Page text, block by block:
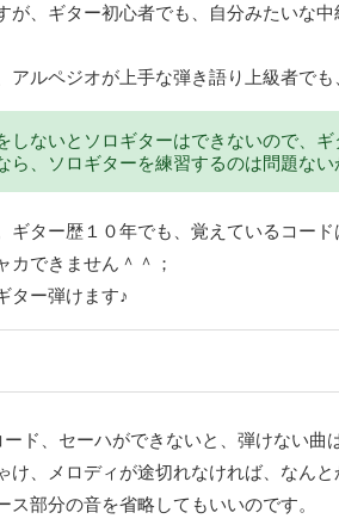
、ギター初心者でも、自分みたいな
ルペジオが上手な弾き語り上級者でも
ないとソロギターはできないので、
ら、ソロギターを練習するのは問題ない
ター歴１０年でも、覚えているコー
カできません＾＾；
ター弾けます♪
ド、セーハができないと、弾けない曲
、メロディが途切れなければ、なんと
部分の音を省略してもいいのです。